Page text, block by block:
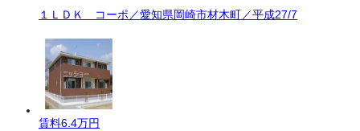
１ＬＤＫ コーポ／愛知県岡崎市材木町／平成27/7
賃料6.4万円